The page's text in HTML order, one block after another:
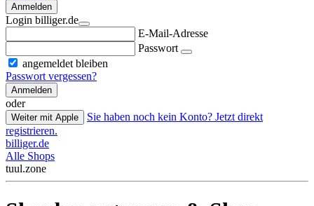
Anmelden
Login billiger.de
E-Mail-Adresse
Passwort
angemeldet bleiben
Passwort vergessen?
Anmelden
oder
Weiter mit Apple
Sie haben noch kein Konto? Jetzt direkt
registrieren.
billiger.de
Alle Shops
tuul.zone